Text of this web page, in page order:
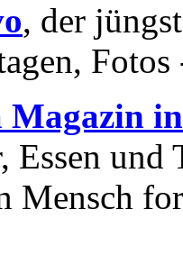
, der
Magazin
Essen und
Mensch